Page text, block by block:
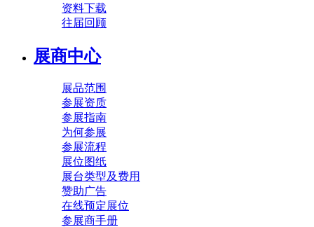
资料下载
往届回顾
展商中心
展品范围
参展资质
参展指南
为何参展
参展流程
展位图纸
展台类型及费用
赞助广告
在线预定展位
参展商手册